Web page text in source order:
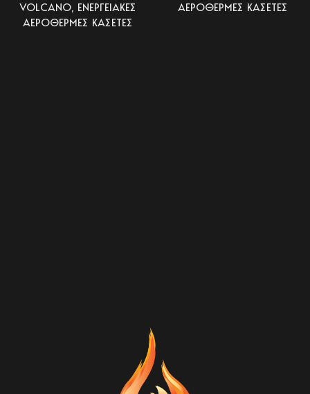
VOLCANO, ΕΝΕΡΓΕΙΑΚΕΣ
ΑΕΡΟΘΕΡΜΕΣ ΚΑΣΕΤΕΣ
ΑΕΡΟΘΕΡΜΕΣ ΚΑΣΕΤΕΣ